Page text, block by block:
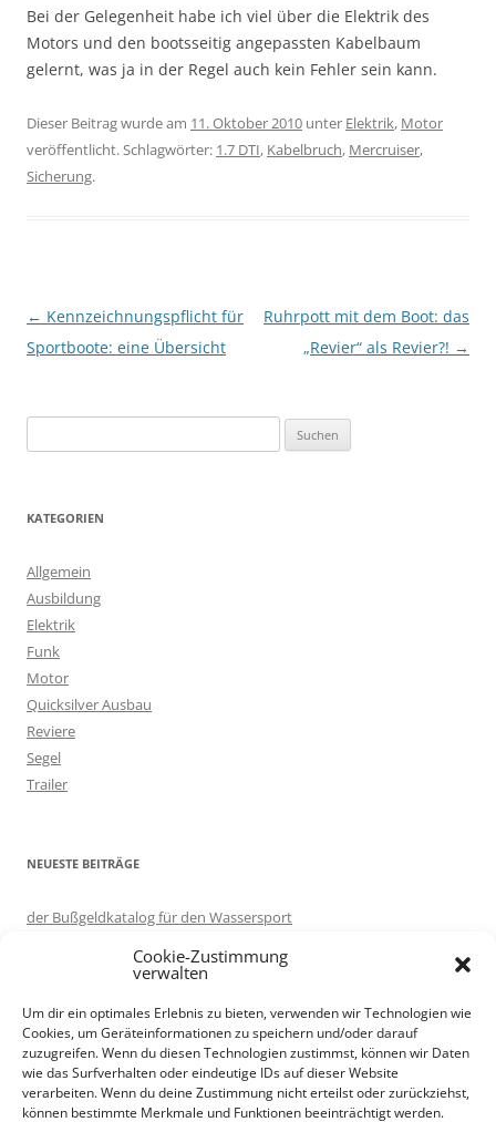
Bei der Gelegenheit habe ich viel über die Elektrik des
Motors und den bootsseitig angepassten Kabelbaum
gelernt, was ja in der Regel auch kein Fehler sein kann.
Dieser Beitrag wurde am 11. Oktober 2010 unter Elektrik, Motor
veröffentlicht. Schlagwörter: 1.7 DTI, Kabelbruch, Mercruiser,
Sicherung.
Beitragsnavigation
← Kennzeichnungspflicht für
Sportboote: eine Übersicht
Ruhrpott mit dem Boot: das
„Revier“ als Revier?! →
u
KATEGORIEN
Allgemein
Ausbildung
Elektrik
Funk
Motor
Quicksilver Ausbau
Reviere
Segel
Trailer
NEUESTE BEITRÄGE
der Bußgeldkatalog für den Wassersport
Motorboot ausprobieren – auf Korfu
Trailer renovieren
Als Amazon-Partner verdiene ich an qualifizierten Verkäufen.
Cookie-Zustimmung
verwalten
Um dir ein optimales Erlebnis zu bieten, verwenden wir Technologien wie
Cookies, um Geräteinformationen zu speichern und/oder darauf
zuzugreifen. Wenn du diesen Technologien zustimmst, können wir Daten
wie das Surfverhalten oder eindeutige IDs auf dieser Website
verarbeiten. Wenn du deine Zustimmung nicht erteilst oder zurückziehst,
können bestimmte Merkmale und Funktionen beeinträchtigt werden.